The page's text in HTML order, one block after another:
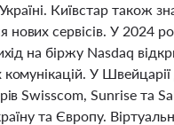
Київстар також
сервісів. У 2024
на біржу Nasdaq
У Швейцарії
Swisscom, Sunrise та
та Європу.